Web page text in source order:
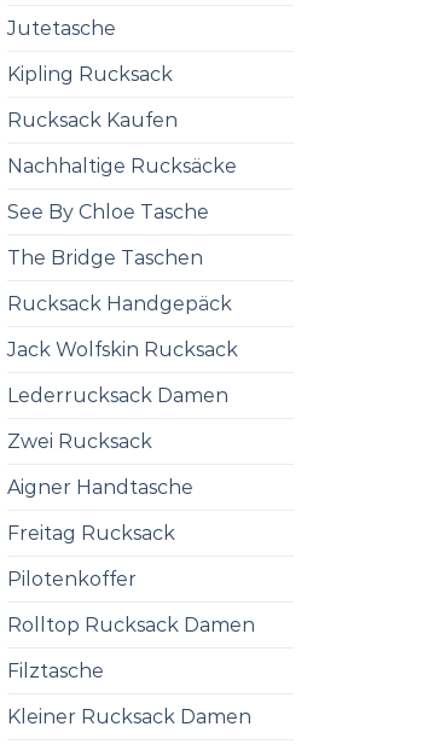
Jutetasche
Kipling Rucksack
Rucksack Kaufen
Nachhaltige Rucksäcke
See By Chloe Tasche
The Bridge Taschen
Rucksack Handgepäck
Jack Wolfskin Rucksack
Lederrucksack Damen
Zwei Rucksack
Aigner Handtasche
Freitag Rucksack
Pilotenkoffer
Rolltop Rucksack Damen
Filztasche
Kleiner Rucksack Damen